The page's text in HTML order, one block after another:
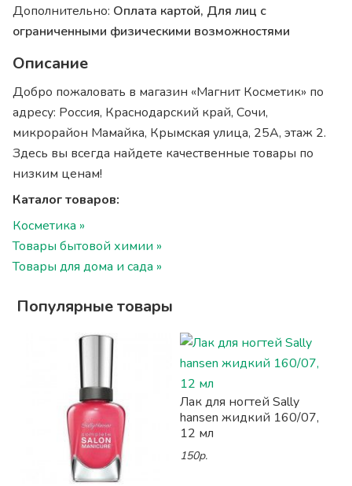
Дополнительно: Оплата картой, Для лиц с
ограниченными физическими возможностями
Описание
Добро пожаловать в магазин «Магнит Косметик» по
адресу: Россия, Краснодарский край, Сочи,
микрорайон Мамайка, Крымская улица, 25А, этаж 2.
Здесь вы всегда найдете качественные товары по
низким ценам!
Каталог товаров:
Косметика »
Товары бытовой химии »
Товары для дома и сада »
Популярные товары
Лак для ногтей Sally
hansen жидкий 160/07,
12 мл
150р.